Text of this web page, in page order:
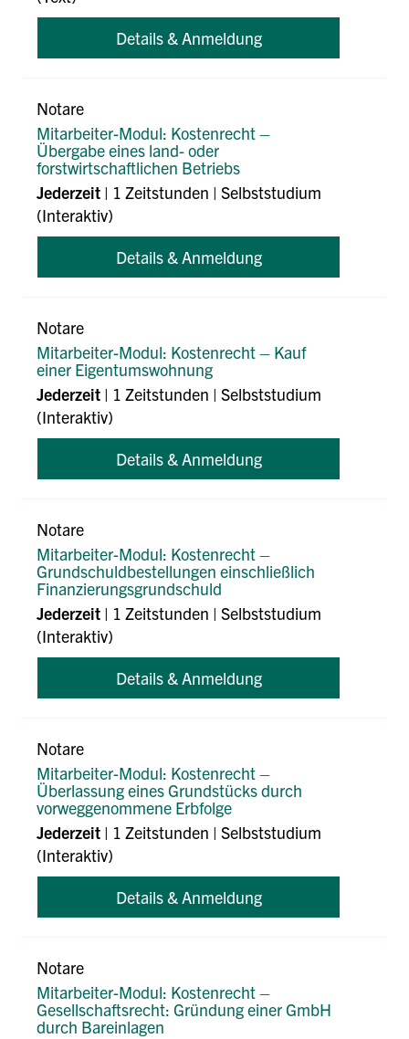
Details & Anmeldung
Notare
Mitarbeiter-Modul: Kostenrecht –
Übergabe eines land- oder
forstwirtschaftlichen Betriebs
Jederzeit | 1 Zeitstunden | Selbststudium
(Interaktiv)
Details & Anmeldung
Notare
Mitarbeiter-Modul: Kostenrecht – Kauf
einer Eigentumswohnung
Jederzeit | 1 Zeitstunden | Selbststudium
(Interaktiv)
Details & Anmeldung
Notare
Mitarbeiter-Modul: Kostenrecht –
Grundschuldbestellungen einschließlich
Finanzierungsgrundschuld
Jederzeit | 1 Zeitstunden | Selbststudium
(Interaktiv)
Details & Anmeldung
Notare
Mitarbeiter-Modul: Kostenrecht –
Überlassung eines Grundstücks durch
vorweggenommene Erbfolge
Jederzeit | 1 Zeitstunden | Selbststudium
(Interaktiv)
Details & Anmeldung
Notare
Mitarbeiter-Modul: Kostenrecht –
Gesellschaftsrecht: Gründung einer GmbH
durch Bareinlagen